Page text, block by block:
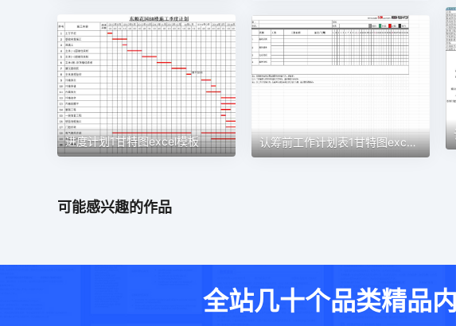
进度计划1甘特图excel模板 认筹前工作计划表1甘特图excel模板
可能感兴趣的作品
全站几十个品类精品